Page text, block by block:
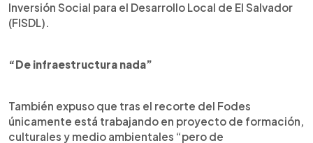
Inversión Social para el Desarrollo Local de El Salvador
(FISDL).
“De infraestructura nada”
También expuso que tras el recorte del Fodes
únicamente está trabajando en proyecto de formación,
culturales y medio ambientales “pero de